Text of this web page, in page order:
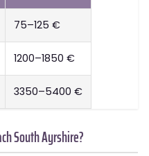
75–125 €
1200–1850 €
3350–5400 €
South Ayrshire?